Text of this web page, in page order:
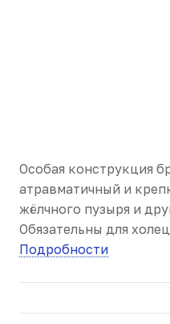
Особая конструкция
атравматичный и
жёлчного пузыря и
Обязательны для
Подробности